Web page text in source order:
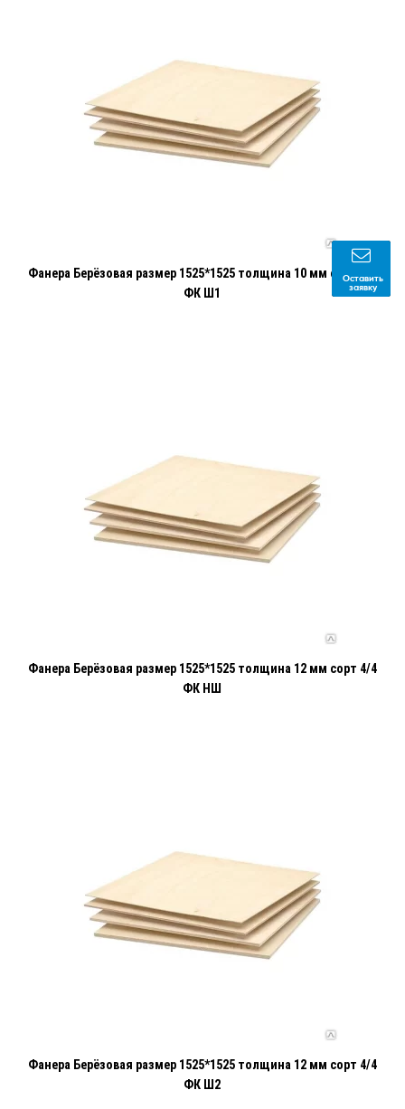
Оставить
заявку
Фанера Берёзовая размер 1525*1525 толщина 10 мм сорт 4/4
ФК Ш1
Фанера Берёзовая размер 1525*1525 толщина 12 мм сорт 4/4
ФК НШ
Фанера Берёзовая размер 1525*1525 толщина 12 мм сорт 4/4
ФК Ш2